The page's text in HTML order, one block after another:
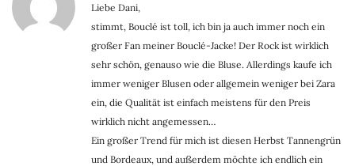
Liebe Dani,
stimmt, Bouclé ist toll, ich bin ja auch immer noch ein
großer Fan meiner Bouclé-Jacke! Der Rock ist wirklich
sehr schön, genauso wie die Bluse. Allerdings kaufe ich
immer weniger Blusen oder allgemein weniger bei Zara
ein, die Qualität ist einfach meistens für den Preis
wirklich nicht angemessen…
Ein großer Trend für mich ist diesen Herbst Tannengrün
und Bordeaux, und außerdem möchte ich endlich ein